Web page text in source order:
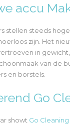
accu
stellen steeds
zijn. Het
in
van de
en borstels.
Go
showt Go Cleaning